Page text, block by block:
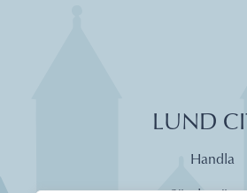
LUND
Handla